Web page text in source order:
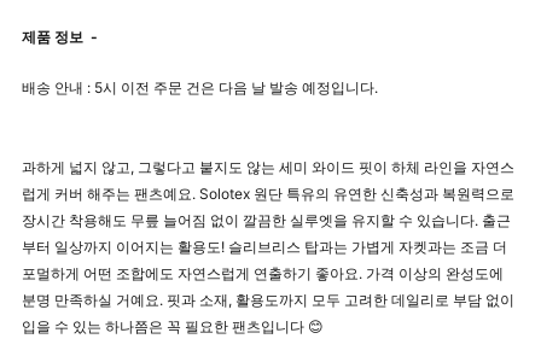
제품 정보 -
배송 안내 : 5시 이전 주문 건은 다음 날 발송 예정입니다.
과하게 넓지 않고, 그렇다고 붙지도 않는 세미 와이드 핏이 하체 라인을 자연스
럽게 커버 해주는 팬츠예요. Solotex 원단 특유의 유연한 신축성과 복원력으로
장시간 착용해도 무릎 늘어짐 없이 깔끔한 실루엣을 유지할 수 있습니다. 출근
부터 일상까지 이어지는 활용도! 슬리브리스 탑과는 가볍게 자켓과는 조금 더
포멀하게 어떤 조합에도 자연스럽게 연출하기 좋아요. 가격 이상의 완성도에
분명 만족하실 거예요. 핏과 소재, 활용도까지 모두 고려한 데일리로 부담 없이
입을 수 있는 하나쯤은 꼭 필요한 팬츠입니다 😊